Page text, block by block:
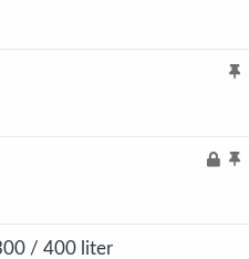
g
K
t
L
K
/ 400 liter